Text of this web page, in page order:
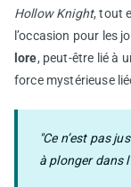
Hollow Knight, tout
l’occasion pour les
lore, peut-être lié à
force mystérieuse
"Ce n’est pas
à plonger dans